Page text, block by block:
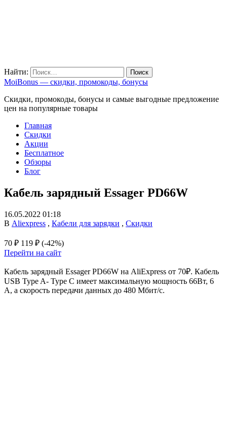
Найти:
MoiBonus — скидки, промокоды, бонусы
Скидки, промокоды, бонусы и самые выгодные предложение
цен на популярные товары
Главная
Скидки
Акции
Бесплатное
Обзоры
Блог
Кабель зарядный Essager PD66W
16.05.2022 01:18
В Aliexpress , Кабели для зарядки , Скидки
70 ₽ 119 ₽ (-42%)
Перейти на сайт
Кабель зарядный Essager PD66W на AliExpress от 70₽. Кабель
USB Type A- Type C имеет максимальную мощность 66Вт, 6
А, а скорость передачи данных до 480 Мбит/с.